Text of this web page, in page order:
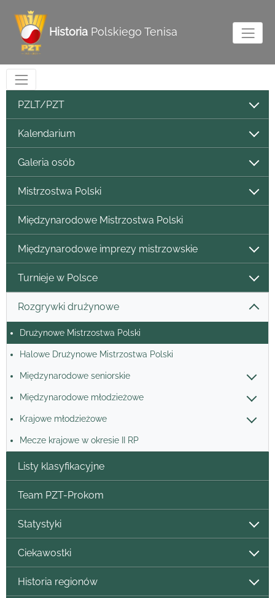
Historia Polskiego Tenisa
PZLT/PZT
Kalendarium
Galeria osób
Mistrzostwa Polski
Międzynarodowe Mistrzostwa Polski
Międzynarodowe imprezy mistrzowskie
Turnieje w Polsce
Rozgrywki drużynowe
Drużynowe Mistrzostwa Polski
Halowe Drużynowe Mistrzostwa Polski
Międzynarodowe seniorskie
Międzynarodowe młodzieżowe
Krajowe młodzieżowe
Mecze krajowe w okresie II RP
Listy klasyfikacyjne
Team PZT-Prokom
Statystyki
Ciekawostki
Historia regionów